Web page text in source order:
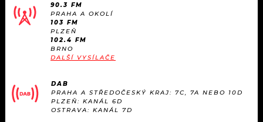
90.3 FM
PRAHA A OKOLÍ
103 FM
PLZEŇ
102.4 FM
BRNO
DALŠÍ VYSÍLAČE
DAB
PRAHA A STŘEDOČESKÝ KRAJ: 7C, 7A NEBO 10D
PLZEŇ: KANÁL 6D
OSTRAVA: KANÁL 7D